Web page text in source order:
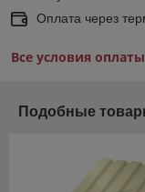
Оплата через
Все условия оплаты
Подобные